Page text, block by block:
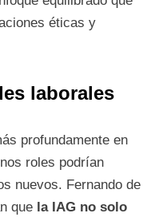
éticas y
laborales
profundamente en
roles podrían
nuevos. Fernando de
que la IAG no solo